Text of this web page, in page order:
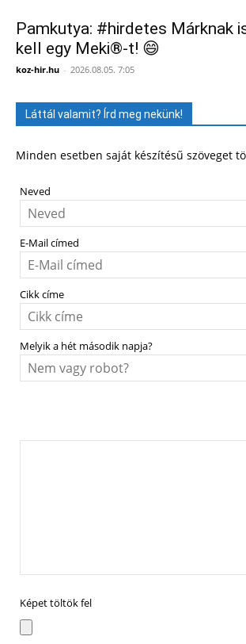
Pamkutya: #hirdetes Márknak
kell egy Meki®-t! 😄
koz-hir.hu - 2026.08.05. 7:05
Láttál valamit? Írd meg nekünk!
Minden esetben saját készítésű szöveget
Neved
E-Mail címed
Cikk címe
Melyik a hét második napja?
Képet töltök fel